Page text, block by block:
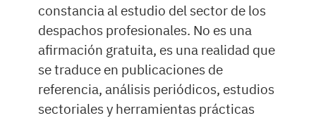
constancia al estudio del sector de los
despachos profesionales. No es una
afirmación gratuita, es una realidad que
se traduce en publicaciones de
referencia, análisis periódicos, estudios
sectoriales y herramientas prácticas